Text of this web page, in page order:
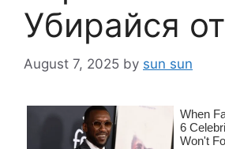
Убирайся
August 7, 2025 by sun sun